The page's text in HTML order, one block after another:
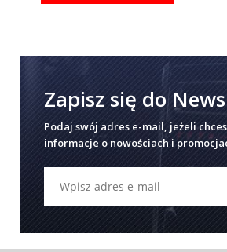
Zapisz się do
Podaj swój adres e-mail, jeżeli
informacje o nowościach i